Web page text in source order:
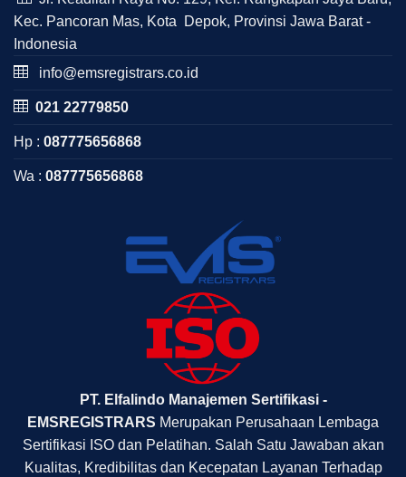
Kec. Pancoran Mas, Kota Depok, Provinsi Jawa Barat -
Indonesia
info@emsregistrars.co.id
021 22779850
Hp : 087775656868
Wa : 087775656868
PT. Elfalindo Manajemen Sertifikasi -
EMSREGISTRARS Merupakan Perusahaan Lembaga
Sertifikasi ISO dan Pelatihan. Salah Satu Jawaban akan
Kualitas, Kredibilitas dan Kecepatan Layanan Terhadap